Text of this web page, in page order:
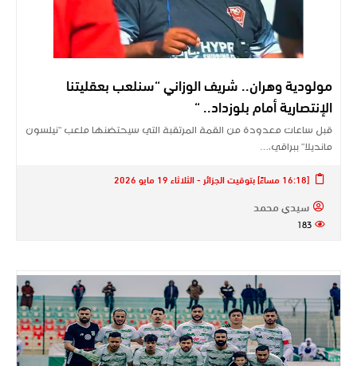
مولودية وهران.. شريف الوزاني “سنلعب بعقليتنا
الإنتصارية أمام بلوزداد.. “
قبل ساعات معدودة من القمة المرتقبة التي سيحتضنها ملعب “نيلسون
مانديلا” ببراقي،…
[16:18 مساءً] بتوقيت الجزائر - الثلاثاء 19 مايو 2026
سيدي محمد
183